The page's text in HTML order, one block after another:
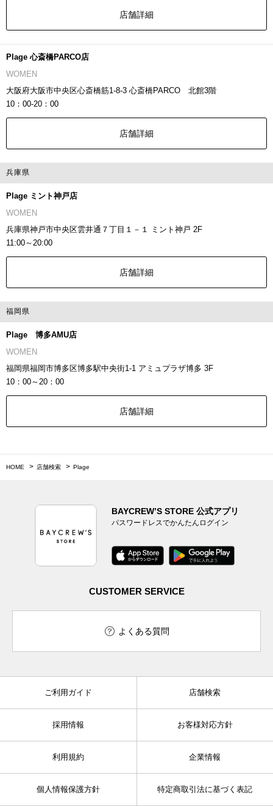
店舗詳細
Plage 心斎橋PARCO店
WOMEN
大阪府大阪市中央区心斎橋筋1-8-3 心斎橋PARCO 北館3階
10：00-20：00
店舗詳細
兵庫県
Plage ミント神戸店
WOMEN
兵庫県神戸市中央区雲井通７丁目１－１ ミント神戸 2F
11:00～20:00
店舗詳細
福岡県
Plage 博多AMU店
WOMEN
福岡県福岡市博多区博多駅中央街1-1 アミュプラザ博多 3F
10：00～20：00
店舗詳細
HOME 店舗検索 Plage
BAYCREW’S STORE 公式アプリ
パスワードレスでかんたんログイン
CUSTOMER SERVICE
よくある質問
ご利用ガイド 店舗検索
採用情報 お客様対応方針
利用規約 企業情報
個人情報保護方針 特定商取引法に基づく表記